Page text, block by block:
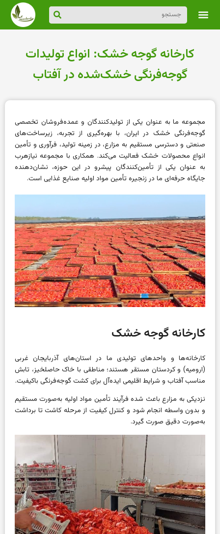
کارخانه گوجه خشک: انواع تولیدات
گوجه‌فرنگی خشک‌شده در آفتاب
مجموعه ما به عنوان یکی از تولیدکنندگان و عمده‌فروشان تخصصی
گوجه‌فرنگی خشک در ایران، با بهره‌گیری از تجربه، زیرساخت‌های
صنعتی و دسترسی مستقیم به مزارع، در زمینه تولید، فرآوری و تأمین
انواع محصولات خشک فعالیت می‌کند. همکاری با مجموعه نیازهرب
به عنوان یکی از تأمین‌کنندگان پیشرو در این حوزه، نشان‌دهنده
جایگاه حرفه‌ای ما در زنجیره تأمین مواد اولیه صنایع غذایی است.
کارخانه گوجه خشک
کارخانه‌ها و واحدهای تولیدی ما در استان‌های آذربایجان غربی
(ارومیه) و کردستان مستقر هستند؛ مناطقی با خاک حاصلخیز، تابش
مناسب آفتاب و شرایط اقلیمی ایده‌آل برای کشت گوجه‌فرنگی باکیفیت.
نزدیکی به مزارع باعث شده فرآیند تأمین مواد اولیه به‌صورت مستقیم
و بدون واسطه انجام شود و کنترل کیفیت از مرحله کاشت تا برداشت
به‌صورت دقیق صورت گیرد.